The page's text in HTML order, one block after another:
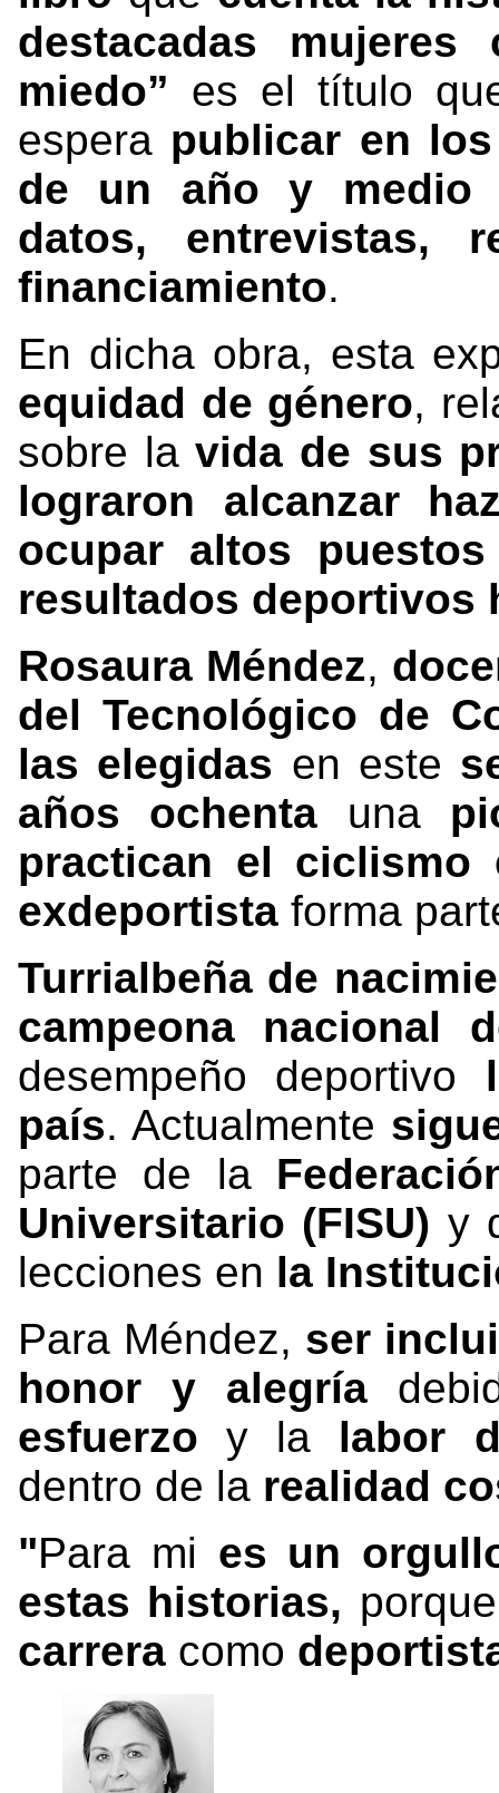
destacadas mujeres
miedo” es el título
espera publicar en
de un año y medio
datos, entrevistas,
financiamiento.
En dicha obra, esta
equidad de género,
sobre lavida de sus
lograron alcanzar
ocupar altos
resultados deportivos
Rosaura Méndez,
del Tecnológico de
las elegidas en este
años ochenta una
practican el ciclismo
exdeportista forma
Turrialbeña de
campeona nacional
desempeño deportivo
país. Actualmente
parte de la
Universitario (FISU) y
lecciones en la
Para Méndez, ser
honor y alegría
esfuerzo y la labor
dentro de la realidad
"Para mi es un
estas historias,
carrera como